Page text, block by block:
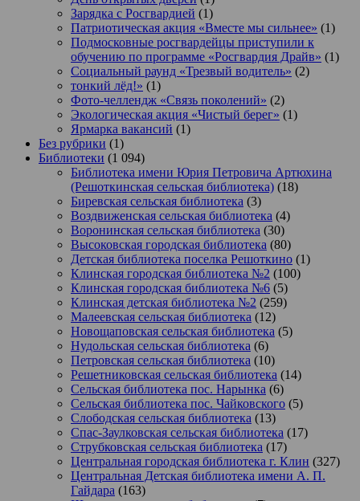
Зарядка с Росгвардией (1)
Патриотическая акция «Вместе мы сильнее» (1)
Подмосковные росгвардейцы приступили к
обучению по программе «Росгвардия Драйв» (1)
Социальный раунд «Трезвый водитель» (2)
тонкий лёд!» (1)
Фото-челлендж «Связь поколений» (2)
Экологическая акция «Чистый берег» (1)
Ярмарка вакансий (1)
Без рубрики (1)
Библиотеки (1 094)
Библиотека имени Юрия Петровича Артюхина
(Решоткинская сельская библиотека) (18)
Биревская сельская библиотека (3)
Воздвиженская сельская библиотека (4)
Воронинская сельская библиотека (30)
Высоковская городская библиотека (80)
Детская библиотека поселка Решоткино (1)
Клинская городская библиотека №2 (100)
Клинская городская библиотека №6 (5)
Клинская детская библиотека №2 (259)
Малеевская сельская библиотека (12)
Новощаповская сельская библиотека (5)
Нудольская сельская библиотека (6)
Петровская сельская библиотека (10)
Решетниковская сельская библиотека (14)
Сельская библиотека пос. Нарынка (6)
Сельская библиотека пос. Чайковского (5)
Слободская сельская библиотека (13)
Спас-Заулковская сельская библиотека (17)
Струбковская сельская библиотека (17)
Центральная городская библиотека г. Клин (327)
Центральная Детская библиотека имени А. П.
Гайдара (163)